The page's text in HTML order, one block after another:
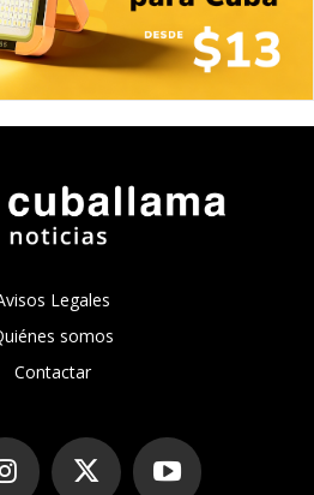
Legales
somos
Contactar